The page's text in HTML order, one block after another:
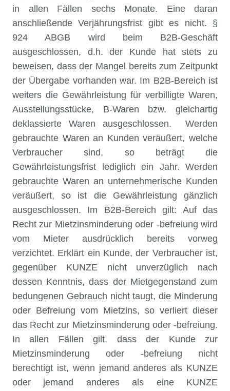
in allen Fällen sechs Monate. Eine daran
anschließende Verjährungsfrist gibt es nicht. §
924 ABGB wird beim B2B-Geschäft
ausgeschlossen, d.h. der Kunde hat stets zu
beweisen, dass der Mangel bereits zum Zeitpunkt
der Übergabe vorhanden war. Im B2B-Bereich ist
weiters die Gewährleistung für verbilligte Waren,
Ausstellungsstücke, B-Waren bzw. gleichartig
deklassierte Waren ausgeschlossen. Werden
gebrauchte Waren an Kunden veräußert, welche
Verbraucher sind, so beträgt die
Gewährleistungsfrist lediglich ein Jahr. Werden
gebrauchte Waren an unternehmerische Kunden
veräußert, so ist die Gewährleistung gänzlich
ausgeschlossen. Im B2B-Bereich gilt: Auf das
Recht zur Mietzinsminderung oder -befreiung wird
vom Mieter ausdrücklich bereits vorweg
verzichtet. Erklärt ein Kunde, der Verbraucher ist,
gegenüber KUNZE nicht unverzüglich nach
dessen Kenntnis, dass der Mietgegenstand zum
bedungenen Gebrauch nicht taugt, die Minderung
oder Befreiung vom Mietzins, so verliert dieser
das Recht zur Mietzinsminderung oder -befreiung.
In allen Fällen gilt, dass der Kunde zur
Mietzinsminderung oder -befreiung nicht
berechtigt ist, wenn jemand anderes als KUNZE
oder jemand anderes als eine KUNZE